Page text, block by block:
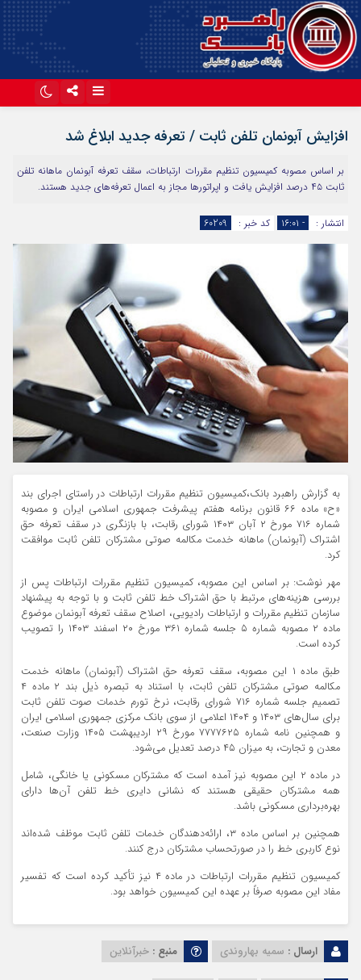
افزایش آبونمان تلفن ثابت / تعرفه جدید ابلاغ شد
بر اساس مصوبه کمیسیون تنظیم مقررات ارتباطات، سقف تعرفه آبونمان ماهانه تلفن
ثابت ۴۵ درصد افزایش یافت و اپراتورها مجاز به اعمال تعرفه‌های جدید هستند.
انتشار : - ۱۶:۰۱ کد خبر : 60209
به گزارش راهبرد بانک،کمیسیون تنظیم مقررات ارتباطات در راستای اجرای بند
«ح» ماده ۶۶ قانون برنامه هفتم پیشرفت جمهوری اسلامی ایران و مصوبه
شماره ۷۱۶ مورخ ۲ آبان ۱۴۰۳ شورای رقابت، با بازنگری در سقف تعرفه حق
اشتراک (آبونمان) ماهانه خدمت مکالمه صوتی مشترکان تلفن ثابت موافقت
کرد.
مهر نوشت: بر اساس این مصوبه، کمیسیون تنظیم مقررات ارتباطات پس از
بررسی هزینه‌های مرتبط با حق اشتراک خط تلفن ثابت و با توجه به پیشنهاد
سازمان تنظیم مقررات و ارتباطات رادیویی، اصلاح سقف تعرفه آبونمان موضوع
ماده ۲ مصوبه شماره ۵ جلسه شماره ۳۶۱ مورخ ۲۰ اسفند ۱۴۰۳ را تصویب
کرده است.
طبق ماده ۱ این مصوبه، سقف تعرفه حق اشتراک (آبونمان) ماهانه خدمت
مکالمه صوتی مشترکان تلفن ثابت، با استناد به تبصره ذیل بند ۲ ماده ۴
تصمیم جلسه شماره ۷۱۶ شورای رقابت، نرخ تورم خدمات صوت تلفن ثابت
برای سال‌های ۱۴۰۳ و ۱۴۰۴ اعلامی از سوی بانک مرکزی جمهوری اسلامی ایران
و همچنین نامه شماره ۷۷۷۷۶۲۵ مورخ ۲۹ اردیبهشت ۱۴۰۵ وزارت صنعت،
معدن و تجارت، به میزان ۴۵ درصد تعدیل می‌شود.
در ماده ۲ این مصوبه نیز آمده است که مشترکان مسکونی یا خانگی، شامل
همه مشترکان حقیقی هستند که نشانی دایری خط تلفن آن‌ها دارای
بهره‌برداری مسکونی باشد.
همچنین بر اساس ماده ۳، ارائه‌دهندگان خدمات تلفن ثابت موظف شده‌اند
نوع کاربری خط را در صورتحساب مشترکان درج کنند.
کمیسیون تنظیم مقررات ارتباطات در ماده ۴ نیز تأکید کرده است که تفسیر
مفاد این مصوبه صرفاً بر عهده این کمیسیون خواهد بود.
ارسال : سمیه بهاروندی منبع : خبرآنلاین